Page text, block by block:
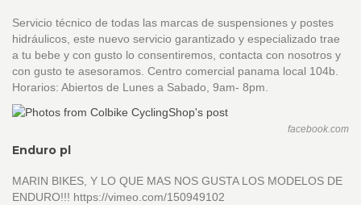
Servicio técnico de todas las marcas de suspensiones y postes
hidráulicos, este nuevo servicio garantizado y especializado trae
a tu bebe y con gusto lo consentiremos, contacta con nosotros y
con gusto te asesoramos. Centro comercial panama local 104b.
Horarios: Abiertos de Lunes a Sabado, 9am- 8pm.
facebook.com
Enduro pl
MARIN BIKES, Y LO QUE MAS NOS GUSTA LOS MODELOS DE
ENDURO!!! https://vimeo.com/150949102